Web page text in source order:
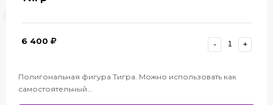
6 400 - +
Полигональная фигура Тигра. Можно использовать как
самостоятельный…